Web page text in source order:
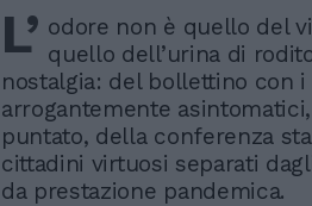
L’ odore non è quello del
quello dell’urina di
nostalgia: del bollettino con
arrogantemente
puntato, della conferenza
cittadini virtuosi separati
da prestazione pandemica.